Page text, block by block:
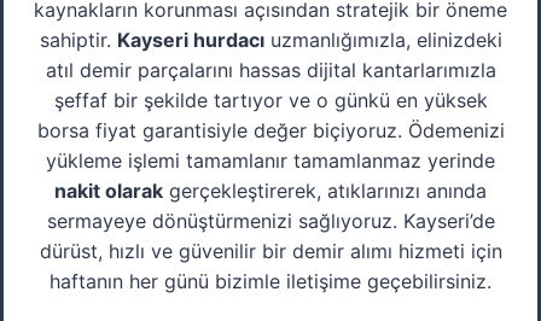
kaynakların korunması açısından stratejik bir öneme
sahiptir. Kayseri hurdacıuzmanlığımızla, elinizdeki
atıl demir parçalarını hassas dijital kantarlarımızla
şeffaf bir şekilde tartıyor ve o günkü en yüksek
borsa fiyat garantisiyle değer biçiyoruz. Ödemenizi
yükleme işlemi tamamlanır tamamlanmaz yerinde
nakit olarak gerçekleştirerek, atıklarınızı anında
sermayeye dönüştürmenizi sağlıyoruz. Kayseri’de
dürüst, hızlı ve güvenilir bir demir alımı hizmeti için
haftanın her günü bizimle iletişime geçebilirsiniz.